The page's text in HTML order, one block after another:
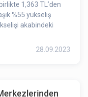
1,363 TL’den
%55 yükseliş
akabindeki
28.09.2023